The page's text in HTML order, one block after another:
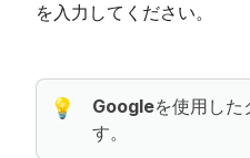
を入力してください。
💡 Googleを使用し
す。